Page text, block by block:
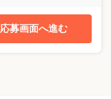
応募画面へ進む